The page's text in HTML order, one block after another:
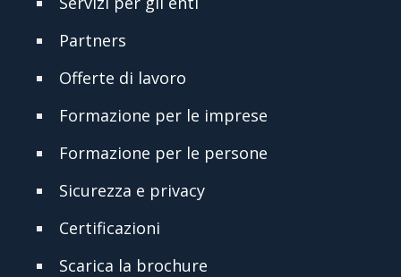
Partners
Offerte di lavoro
Formazione per le imprese
Formazione per le persone
Sicurezza e privacy
Certificazioni
Scarica la brochure